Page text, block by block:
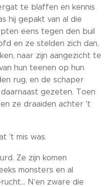
te blaffen en kennis
hij gepakt van al die
eens tegen den buil
en ze stelden zich dan,
naar zijn aangezicht te
hun teenen op hun
rug, en de schaper
gezeten. Toen
ze draaiden achter 't
't mis was.
Ze zijn komen
monsters en al
N'en zware die